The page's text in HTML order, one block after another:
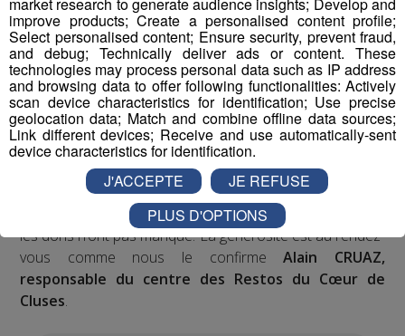
Vous les avez peut-être croisés ce week-end dans
les supermarchés.
Les bénévoles des Restos du cœurse sont mobilisés
pour une nouvelle grande collecte, afin de préparer les
dons qui seront distribués aux plus démunis cet été.
La Haute Savoie compte sept centres dans le
département, gérés par 450 bénévoles. Et ce weekend,
les dons n’ont pas manqué. La générosité est au rendez-
vous comme nous le confirmeAlain CRUAZ,
responsable du centre des Restos du Cœur de
Cluses.
improve products; Create a personalised content profile;
Select personalised content; Ensure security, prevent fraud,
and debug; Technically deliver ads or content. These
technologies may process personal data such as IP address
and browsing data to offer following functionalities: Actively
scan device characteristics for identification; Use precise
geolocation data; Match and combine offline data sources;
Link different devices; Receive and use automatically-sent
device characteristics for identification.
J'ACCEPTE
JE REFUSE
PLUS D'OPTIONS